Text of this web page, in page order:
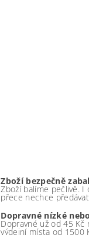
Zboží bezpečně
Zboží balíme pečlivě. I
přece nechce
Dopravné nízké
Dopravné už od 45
výdejní místa od 1500